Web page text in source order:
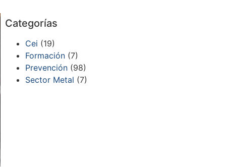
Categorías
Cei (19)
Formación (7)
Prevención (98)
Sector Metal (7)